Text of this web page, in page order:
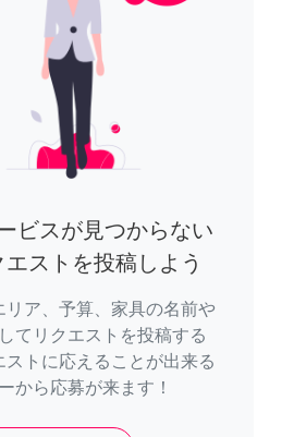
ビスが見つからない
ストを投稿しよう
リア、予算、家具の名前や
てリクエストを投稿する
ストに応えることが出来る
から応募が来ます！